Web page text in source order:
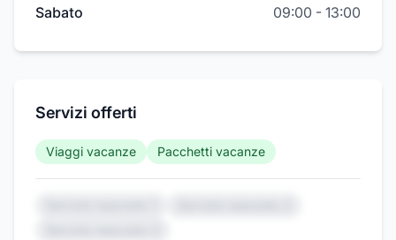
Sabato 09:00 - 13:00
Servizi offerti
Viaggi vacanze Pacchetti vacanze